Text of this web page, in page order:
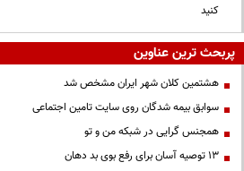
کنید
پربحث ترین عناوین
هشتمین کلان شهر ایران مشخص شد
سوابق بیمه شدگان روی سایت تامین اجتماعی
همجنس گرایی در شبکه من و تو
13 توصیه آسان برای رفع بوی بد دهان